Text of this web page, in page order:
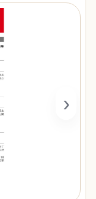
›